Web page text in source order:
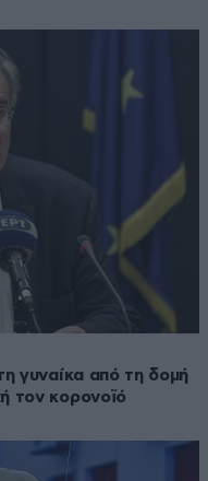
γυναίκα από τη δομή
τον κορονοϊό